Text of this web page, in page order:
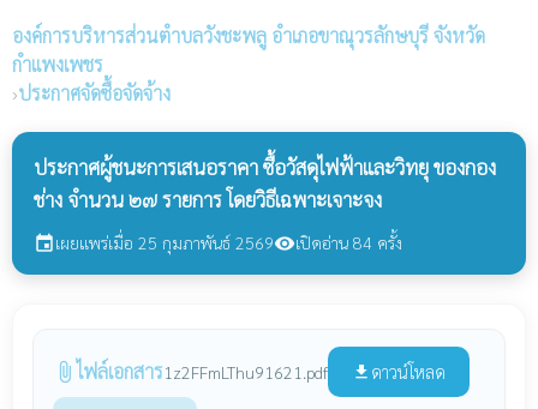
องค์การบริหารส่วนตำบลวังชะพลู อำเภอขาณุวรลักษบุรี จังหวัด
กำแพงเพชร
›ประกาศจัดซื้อจัดจ้าง
ประกาศผู้ชนะการเสนอราคา ซื้อวัสดุไฟฟ้าและวิทยุ ของกอง
ช่าง จำนวน ๒๗ รายการ โดยวิธีเฉพาะเจาะจง
eventเผยแพร่เมื่อ 25 กุมภาพันธ์ 2569visibilityเปิดอ่าน 84 ครั้ง
attach_file ไฟล์เอกสาร1z2FFmLThu91621.pdf file_download ดาวน์โหลด